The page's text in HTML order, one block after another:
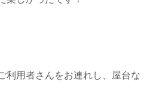
利用者さんをお連れし、屋台な